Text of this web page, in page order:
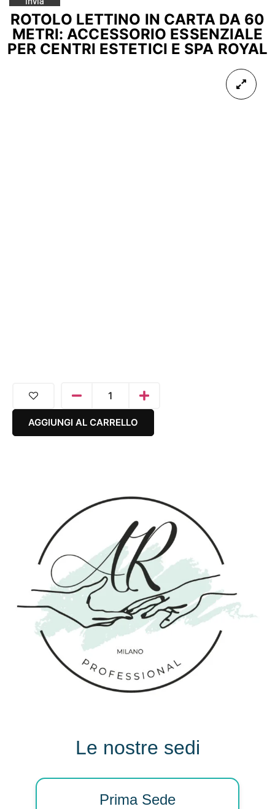
ROTOLO LETTINO IN CARTA DA 60
METRI: ACCESSORIO ESSENZIALE
PER CENTRI ESTETICI E SPA ROYAL
AGGIUNGI AL CARRELLO
Le nostre sedi
Prima Sede